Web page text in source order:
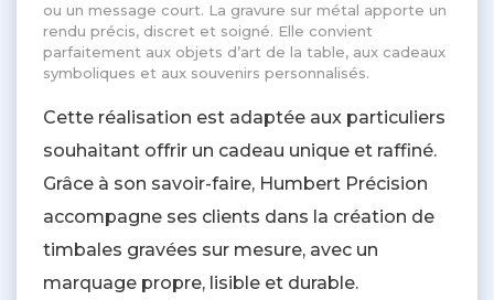
ou un message court. La gravure sur métal apporte un
rendu précis, discret et soigné. Elle convient
parfaitement aux objets d’art de la table, aux cadeaux
symboliques et aux souvenirs personnalisés.
Cette réalisation est adaptée aux particuliers
souhaitant offrir un cadeau unique et raffiné.
Grâce à son savoir-faire, Humbert Précision
accompagne ses clients dans la création de
timbales gravées sur mesure, avec un
marquage propre, lisible et durable.